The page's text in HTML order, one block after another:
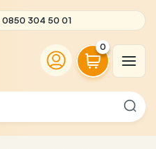
0850 304 50 01
0